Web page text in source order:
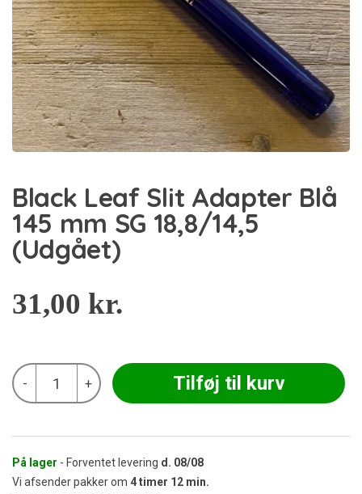
Black Leaf Slit Adapter Blå
145 mm SG 18,8/14,5
(Udgået)
31,00 kr.
-
Black
Leaf
Slit
mm
SG
+ Tilføj til kurv
På lager - Forventet levering d. 08/08
Vi afsender pakker om 4timer 12 min.